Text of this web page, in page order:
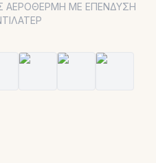
ΑΕΡΟΘΕΡΜΗ ΜΕ ΕΠΕΝΔΥΣΗ